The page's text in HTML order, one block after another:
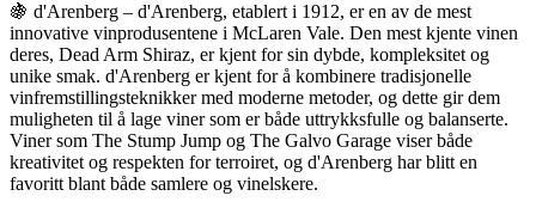
🍇 d'Arenberg – d'Arenberg, etablert i 1912, er en av de mest
innovative vinprodusentene i McLaren Vale. Den mest kjente vinen
deres, Dead Arm Shiraz, er kjent for sin dybde, kompleksitet og
unike smak. d'Arenberg er kjent for å kombinere tradisjonelle
vinfremstillingsteknikker med moderne metoder, og dette gir dem
muligheten til å lage viner som er både uttrykksfulle og balanserte.
Viner som The Stump Jump og The Galvo Garage viser både
kreativitet og respekten for terroiret, og d'Arenberg har blitt en
favoritt blant både samlere og vinelskere.